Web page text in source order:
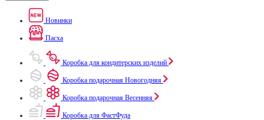
Новинки
Пасха
Коробка для кондитерских изделий
Коробка подарочная Новогодняя
Коробка подарочная Весенняя
Коробка для ФастФуда